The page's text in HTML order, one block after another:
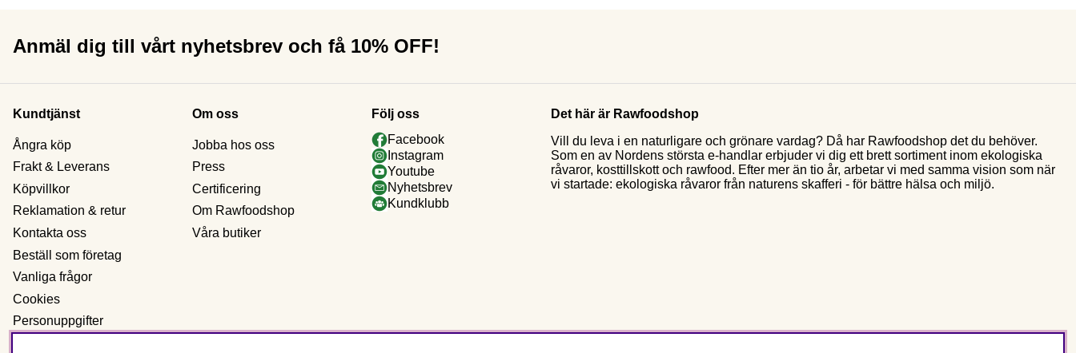
Anmäl dig till vårt nyhetsbrev och få 10% OFF!
Kundtjänst
Ångra köp
Frakt & Leverans
Köpvillkor
Reklamation & retur
Kontakta oss
Beställ som företag
Vanliga frågor
Cookies
Personuppgifter
Om oss
Jobba hos oss
Press
Certificering
Om Rawfoodshop
Våra butiker
Följ oss
Facebook
Instagram
Youtube
Nyhetsbrev
Kundklubb
Det här är Rawfoodshop
Vill du leva i en naturligare och grönare vardag? Då har Rawfoodshop det du behöver.
Som en av Nordens största e-handlar erbjuder vi dig ett brett sortiment inom ekologiska
råvaror, kosttillskott och rawfood. Efter mer än tio år, arbetar vi med samma vision som när
vi startade: ekologiska råvaror från naturens skafferi - för bättre hälsa och miljö.